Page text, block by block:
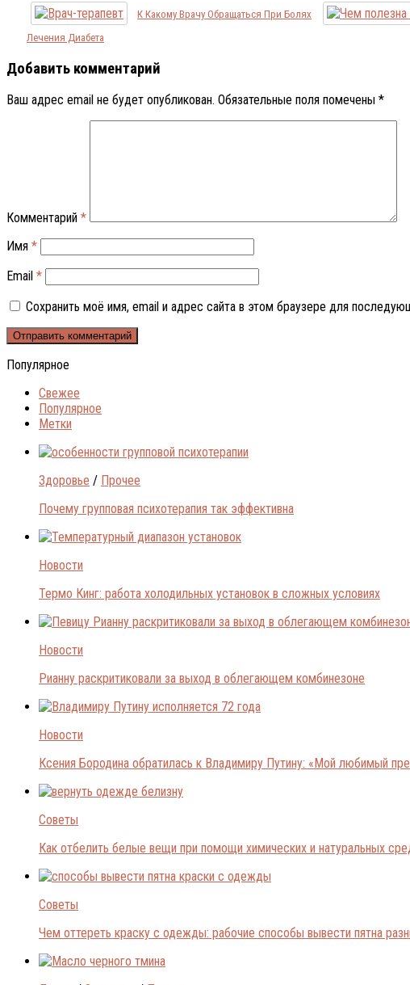
К Какому Врачу Обращаться При Болях
Лечения Диабета
Добавить комментарий
Ваш адрес email не будет опубликован. Обязательные поля помечены *
Комментарий *
Имя *
Email *
Сохранить моё имя, email и адрес сайта в этом браузере для
Популярное
Свежее
Популярное
Метки
Здоровье / Прочее
Почему групповая психотерапия так эффективна
Новости
Термо Кинг: работа холодильных установок в сложных условиях
Новости
Рианну раскритиковали за выход в облегающем комбинезоне
Новости
Ксения Бородина обратилась к Владимиру Путину: «Мой любимый
Советы
Как отбелить белые вещи при помощи химических и натуральных
Советы
Чем оттереть краску с одежды: рабочие способы вывести пятна